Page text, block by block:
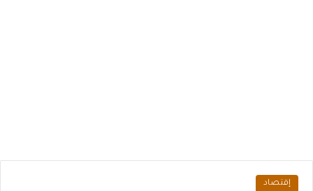
إقتصاد